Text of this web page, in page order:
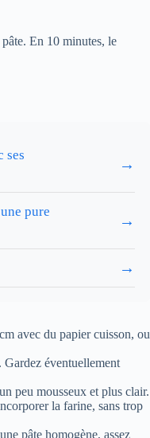
En 10 minutes, le
ses
→
pure
→
→
avec du papier cuisson, ou
éventuellement
peu mousseux et plus clair.
la farine, sans trop
pâte homogène, assez